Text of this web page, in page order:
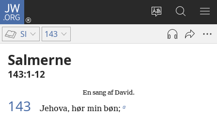
JW.ORG
Vælg
sprog
Log
på
(åbner
Søg
på
JW.ORG
VIS
Sl 143
Salmerne
143:1-12
En sang af David.
143 Jehova, hør min bøn; a